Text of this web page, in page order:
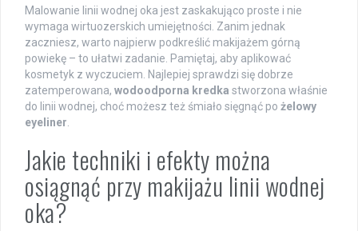
Malowanie linii wodnej oka jest zaskakująco proste i nie
wymaga wirtuozerskich umiejętności. Zanim jednak
zaczniesz, warto najpierw podkreślić makijażem górną
powiekę – to ułatwi zadanie. Pamiętaj, aby aplikować
kosmetyk z wyczuciem. Najlepiej sprawdzi się dobrze
zatemperowana, wodoodporna kredka stworzona właśnie
do linii wodnej, choć możesz też śmiało sięgnąć po żelowy
eyeliner
Jakie techniki i efekty można
osiągnąć przy makijażu linii wodnej
oka?